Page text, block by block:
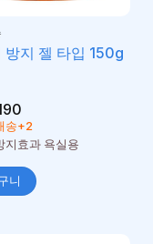
방지 젤 타입 150g
송+2
지효과 욕실용
니